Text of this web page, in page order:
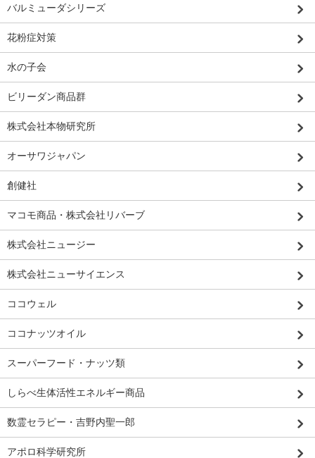
バルミューダシリーズ
花粉症対策
水の子会
ビリーダン商品群
株式会社本物研究所
オーサワジャパン
創健社
マコモ商品・株式会社リバーブ
株式会社ニュージー
株式会社ニューサイエンス
ココウェル
ココナッツオイル
スーパーフード・ナッツ類
しらべ生体活性エネルギー商品
数霊セラピー・吉野内聖一郎
アポロ科学研究所